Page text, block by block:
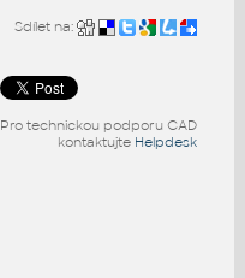
Sdílet na:
Pro technickou podporu CAD
kontaktujte Helpdesk